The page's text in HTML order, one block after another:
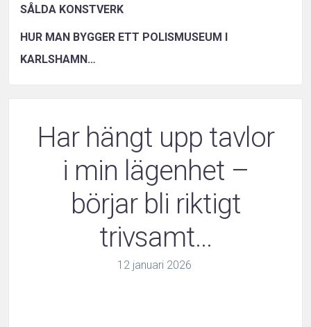
SÅLDA KONSTVERK
HUR MAN BYGGER ETT POLISMUSEUM I
KARLSHAMN…
Har hängt upp tavlor
i min lägenhet –
börjar bli riktigt
trivsamt…
12 januari 2026